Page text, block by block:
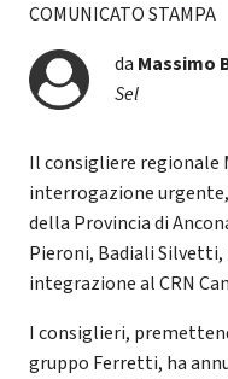
COMUNICATO STAMPA
da Massimo
Sel
Il consigliere regionale
interrogazione
della Provincia di
Pieroni, Badiali
integrazione al CRN
I consiglieri,
gruppo Ferretti, ha